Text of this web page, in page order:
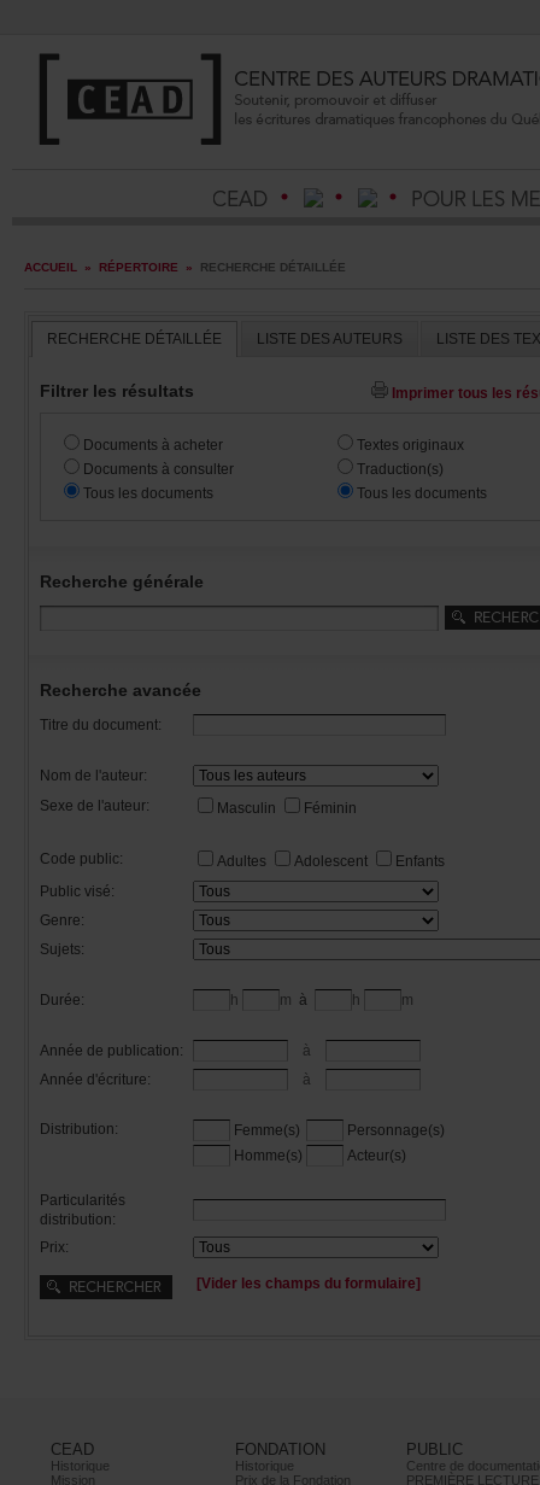
ACCUEIL » RÉPERTOIRE » RECHERCHEDÉTAILLÉE
RECHERCHEDÉTAILLÉE LISTEDESAUTEURS
Filtrerlesrésultats
Documentsàacheter
Documentsàconsulter
Touslesdocuments
Textesoriginaux
Traduction(s)
Touslesdocuments
Recherchegénérale
Rechercheavancée
Titredudocument:
Nomdel'auteur:
Sexedel'auteur:
Masculin Féminin
Codepublic: Adultes Adolescent
Enfants
Publicvisé:
Genre:
Sujets:
Durée: h m à h m
Annéedepublication:
à
Annéed'écriture:
à
Distribution: Femme(s)
Personnage(s)
Homme(s)
Acteur(s)
Particularités
distribution:
Prix:
[Viderleschampsduformulaire]
CEAD
Historique
Mission
FONDATION
Historique
PrixdelaFondation
PUBLIC
PREMIÈRELECTURE